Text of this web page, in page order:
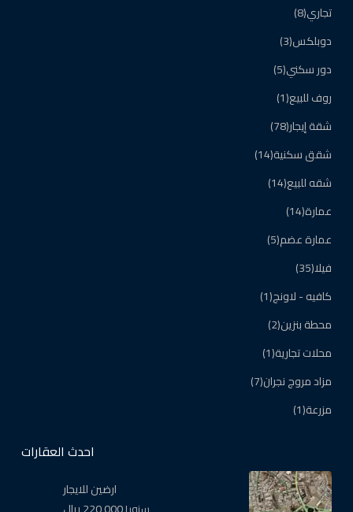
تجاري(8)
دوبلكس(3)
دور سكني(5)
روف للبيع(1)
شقة إيجار(78)
شقق سكنية(14)
شقه للبيع(14)
عمارة(14)
عمارة عضم(5)
فيلا(35)
كافيه - لاونج(1)
محطة بنزين(2)
محلات تجارية(1)
مزاد مروج نجران(7)
مزرعة(1)
احدث العقارات
ارضين للايجار